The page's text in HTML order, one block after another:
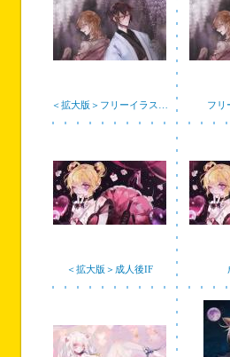
＜拡大版＞フリーイラス… フリ
＜拡大版＞成人後IF